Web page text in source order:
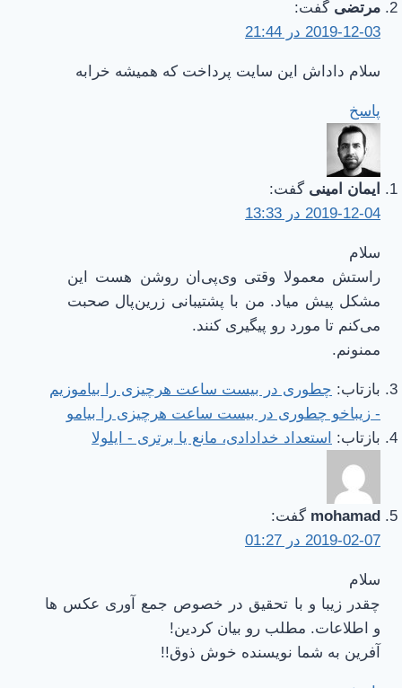
مرتضی گفت:
2019-12-03 در 21:44
سلام داداش این سایت پرداخت که همیشه خرابه
پاسخ
ایمان امینی گفت:
2019-12-04 در 13:33
سلام
راستش معمولا وقتی وی‌پی‌ان روشن هست این
مشکل پیش میاد. من با پشتیبانی زرین‌پال صحبت
می‌کنم تا مورد رو پیگیری کنند.
ممنونم.
بازتاب: چطوری در بیست ساعت هرچیزی را بیاموزیم
- زیباخو چطوری در بیست ساعت هرچیزی را بیامو
بازتاب:
استعداد خدادادی، مانع یا برتری - ایلولا
mohamad گفت:
2019-02-07 در 01:27
سلام
چقدر زیبا و با تحقیق در خصوص جمع آوری عکس ها
و اطلاعات. مطلب رو بیان کردین!
آفرین به شما نویسنده خوش ذوق!!